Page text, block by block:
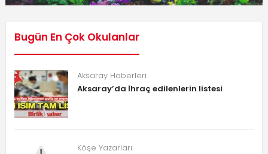
Bugün En Çok Okulanlar
Aksaray Haberleri
Aksaray’da İhraç edilenlerin listesi
Köşe Yazarları